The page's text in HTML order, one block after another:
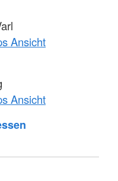
Ansicht
Ansicht